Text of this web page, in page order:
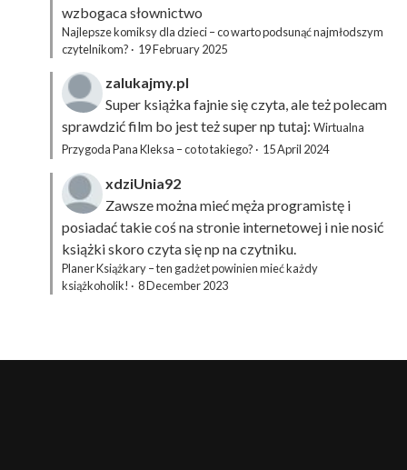
wzbogaca słownictwo
Najlepsze komiksy dla dzieci – co warto podsunąć najmłodszym
czytelnikom? · 19 February 2025
zalukajmy.pl
Super książka fajnie się czyta, ale też polecam
sprawdzić film bo jest też super np tutaj: Wirtualna
Przygoda Pana Kleksa – co to takiego? · 15 April 2024
xdziUnia92
Zawsze można mieć męża programistę i
posiadać takie coś na stronie internetowej i nie nosić
książki skoro czyta się np na czytniku.
Planer Książkary – ten gadżet powinien mieć każdy
książkoholik! · 8 December 2023